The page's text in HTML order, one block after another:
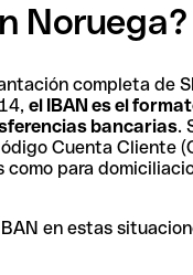
Noruega?
completa de
el IBAN es el
bancarias.
Cuenta Cliente
como para
en estas